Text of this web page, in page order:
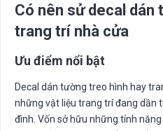
Có nên sử decal
trang trí nhà cửa
Ưu điểm nổi bật
Decal dán tường treo hình hay
những vật liệu trang trí đang dần
đình. Vốn sở hữu những tính